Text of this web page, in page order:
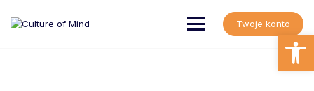
content
Twoje konto